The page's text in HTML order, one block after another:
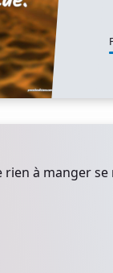
rien à manger